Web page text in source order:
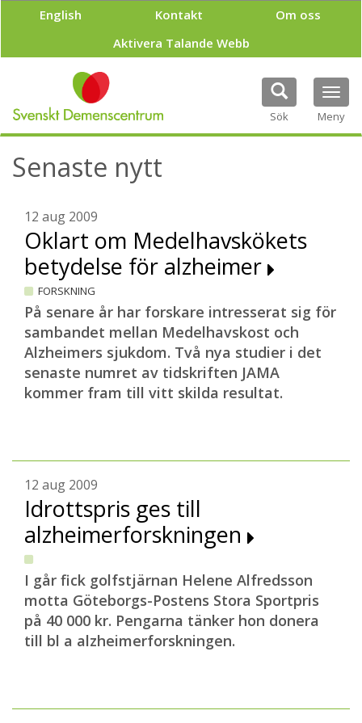
p
l
English Kontakt
Om oss
Aktivera Talande Webb
Sök Meny
Senaste nytt
12 aug 2009
Oklart om Medelhavskökets
betydelse för alzheimer
FORSKNING
På senare år har forskare intresserat sig för
sambandet mellan Medelhavskost och
Alzheimers sjukdom. Två nya studier i det
senaste numret av tidskriften JAMA
kommer fram till vitt skilda resultat.
12 aug 2009
Idrottspris ges till
alzheimerforskningen
I går fick golfstjärnan Helene Alfredsson
motta Göteborgs-Postens Stora Sportpris
på 40 000 kr. Pengarna tänker hon donera
till bl a alzheimerforskningen.